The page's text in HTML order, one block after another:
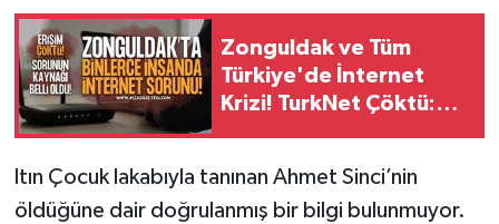
Zonguldak ve Tüm
Türkiye'de İnternet
Krizi! TurkNet Çöktü:
ltın Çocuk lakabıyla tanınan Ahmet Sinci’nin
öldüğüne dair doğrulanmış bir bilgi bulunmuyor.